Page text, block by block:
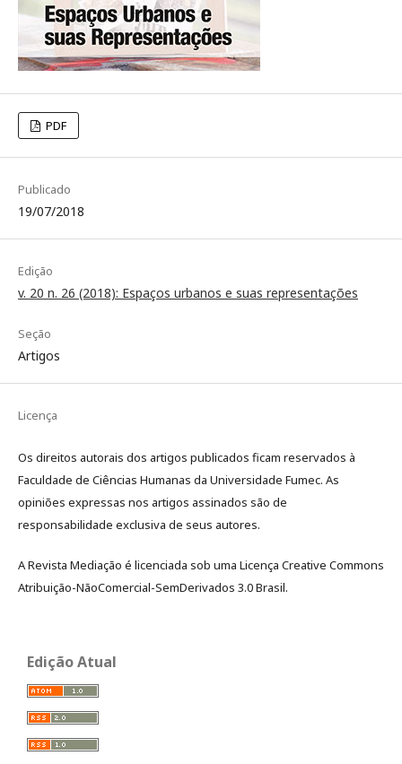
PDF
Publicado
19/07/2018
Edição
v. 20 n. 26 (2018): Espaços urbanos e suas representações
Seção
Artigos
Licença
Os direitos autorais dos artigos publicados ficam reservados à
Faculdade de Ciências Humanas da Universidade Fumec. As
opiniões expressas nos artigos assinados são de
responsabilidade exclusiva de seus autores.
A Revista Mediação é licenciada sob uma Licença Creative Commons
Atribuição-NãoComercial-SemDerivados 3.0 Brasil.
Edição Atual